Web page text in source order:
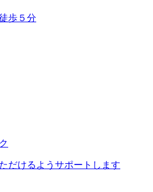
歩５分
だけるようサポートします